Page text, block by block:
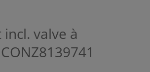
valve à
CONZ8139741